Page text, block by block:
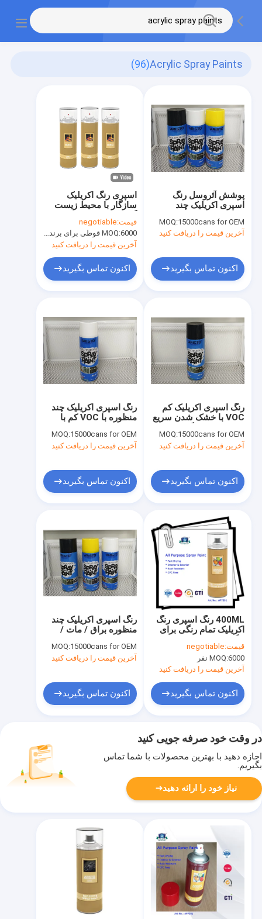
Acrylic Spray Paints
(96)
اسپری رنگ اکریلیک
سازگار با محیط زیست
میلی لیتر
قیمت:negotiable
MOQ:6000 قوطی برای برند Aristo، 15000 قوطی برای برند سفارشی
آخرین قیمت را دریافت کنید
اکنون تماس بگیرید
پوشش آئروسل رنگ
اسپری اکریلیک چند
MOQ:15000cans for OEM
آخرین قیمت را دریافت کنید
اکنون تماس بگیرید
رنگ اسپری اکریلیک چند
منظوره با VOC کم با
ساتن
MOQ:15000cans for OEM
آخرین قیمت را دریافت کنید
اکنون تماس بگیرید
رنگ اسپری اکریلیک کم
VOC با خشک شدن سریع
رنگ
MOQ:15000cans for OEM
آخرین قیمت را دریافت کنید
اکنون تماس بگیرید
رنگ اسپری اکریلیک چند
منظوره براق / مات /
فلزی
MOQ:15000cans for OEM
آخرین قیمت را دریافت کنید
اکنون تماس بگیرید
400ML رنگ اسپری رنگ
اکریلیک تمام رنگی برای
خارج از منزل
قیمت:negotiable
MOQ:6000 نفر
آخرین قیمت را دریافت کنید
اکنون تماس بگیرید
در وقت خود صرفه جویی کنید
اجازه دهید با بهترین محصولات با شما تماس
بگیریم.
نیاز خود را ارائه دهید